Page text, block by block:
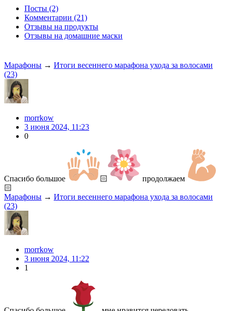
Посты (2)
Комментарии (21)
Отзывы на продукты
Отзывы на домашние маски
Марафоны → Итоги весеннего марафона ухода за волосами
(23)
morrkow
3 июня 2024, 11:23
0
Спасибо большое 🏻
продолжаем
🏻
Марафоны → Итоги весеннего марафона ухода за волосами
(23)
morrkow
3 июня 2024, 11:22
1